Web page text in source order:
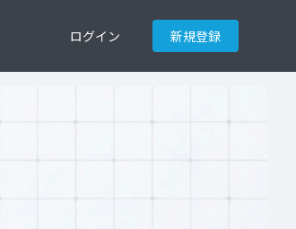
ログイン 新規登録